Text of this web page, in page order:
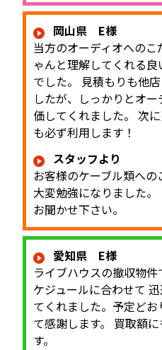
岡山県 E様
当方のオーディオへのこ
ゃんと理解してくれる
でした。 見積もりも他
したが、しっかりとオ
価してくれました。 次
も必ず利用します！
スタッフより
お客様のケーブル類への
大変勉強になりました。
お聞かせ下さい。
愛知県 E様
ライブハウスの撤収物件
ケジュールに合わせて
てくれました。予定どお
て感謝します。 買取額
す。